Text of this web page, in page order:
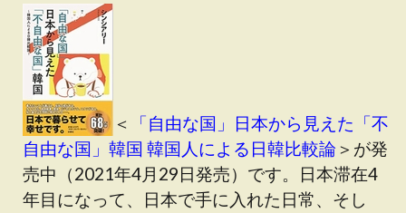
＜
「自由な国」日本から見えた「不
自由な国」韓国 韓国人による日韓比較論 ＞が発
売中（2021年4月29日発売）です。日本滞在4
年目になって、日本で手に入れた日常、そし